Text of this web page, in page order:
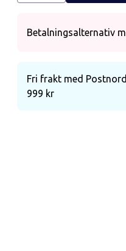
Betalningsalternativ
Fri frakt med
999 kr